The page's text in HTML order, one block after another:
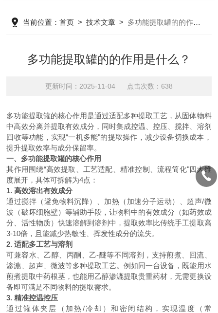
当前位置：首页 >技术文章 > 多功能提取罐的的作用是什么？
多功能提取罐的的作用是什么？
更新时间：2025-11-04 点击次数：638
多功能提取罐的核心作用是通过适配多种提取工艺，从固体物料
中高效分离并提取有效成分，同时集成控温、控压、搅拌、溶剂
回收等功能，实现“一机多能"的提取操作，减少设备切换成本，
提升提取效率与成分保留率。
一、多功能提取罐的核心作用
其作用围绕“高效提取、工艺适配、精准控制、流程简化"四大维
度展开，具体可拆解为4点：
1. 高效溶出有效成分
通过搅拌（避免物料沉降）、加热（加速分子运动）、超声/微
波（破坏细胞壁）等辅助手段，让物料中的有效成分（如药效成
分、活性物质）快速溶解到溶剂中，提取效率比传统手工提取高
3-10倍，且能减少热敏性、挥发性成分的流失。
2. 适配多工艺与溶剂
可兼容水、乙醇、丙酮、乙-醚等不同溶剂，支持煎煮、回流、
渗漉、超声、微波等多种提取工艺。例如同一台设备，既能用水
煎煮提取中药根茎，也能用乙醇渗漉提取贵重药材，无需更换设
备即可满足不同物料的提取需求。
3. 精准控温控压
通过罐体夹层（加热/冷却）和密闭结构，实现温度（常